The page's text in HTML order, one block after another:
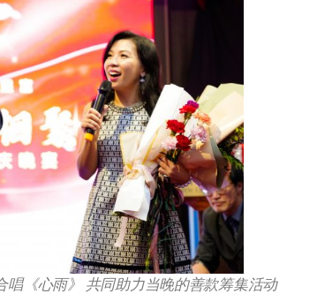
《心雨》 共同助力当晚的善款筹集活动